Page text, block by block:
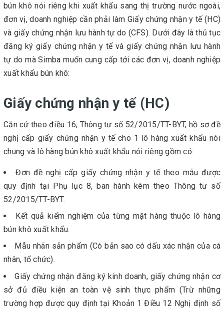
bún khô nói riêng khi xuất khẩu sang thị trường nước ngoài,
đơn vị, doanh nghiệp cần phải làm Giấy chứng nhận y tế (HC)
và giấy chứng nhận lưu hành tự do (CFS). Dưới đây là thủ tục
đăng ký giấy chứng nhận y tế và giấy chứng nhận lưu hành
tự do mà Simba muốn cung cấp tới các đơn vị, doanh nghiệp
xuất khẩu bún khô:
Giấy chứng nhận y tế (HC)
Căn cứ theo điều 16, Thông tư số 52/2015/TT-BYT, hồ sơ đề
nghị cấp giấy chứng nhận y tế cho 1 lô hàng xuất khẩu nói
chung và lô hàng bún khô xuất khẩu nói riêng gồm có:
Đơn đề nghị cấp giấy chứng nhận y tế theo mẫu được
quy định tại Phụ lục 8, ban hành kèm theo Thông tư số
52/2015/TT-BYT.
Kết quả kiểm nghiệm của từng mặt hàng thuộc lô hàng
bún khô xuất khẩu.
Mẫu nhãn sản phẩm (Có bản sao có dấu xác nhận của cá
nhân, tổ chức).
Giấy chứng nhận đăng ký kinh doanh, giấy chứng nhận cơ
sở đủ điều kiện an toàn vệ sinh thực phẩm (Trừ những
trường hợp được quy định tại Khoản 1 Điều 12 Nghị định số